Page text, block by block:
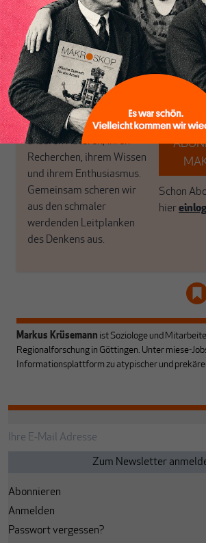
in Deutschland einzigartig.
MAKROSKOP steht für
das große Ganze. Wir
haben einen Blick auf
Geld, Wirtschaft und
Politik, den Sie so
woanders nicht finden.
Dabei leben wir von
unseren Autoren, ihren
Recherchen, ihrem Wissen
und ihrem Enthusiasmus.
Gemeinsam scheren wir
aus den schmaler
werdenden Leitplanken
des Denkens aus.
bringen
engen
Brauchen
Luft?
einfach
Schon
hier
Markus Krüsemann ist Soziologe und
Regionalforschung in Göttingen. Unter miese-
Informationsplattform zu atypischer und
Abonnieren
Anmelden
Passwort vergessen?